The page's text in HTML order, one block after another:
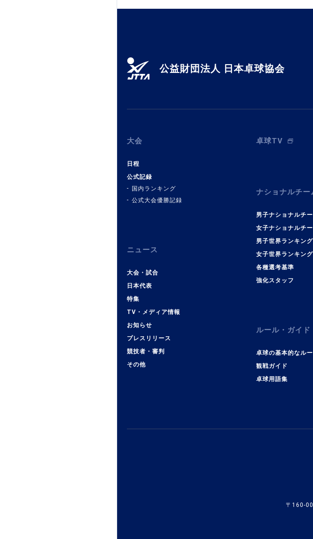
公益財団法人 日本卓球協会
大会
日程
公式記録
国内ランキング
公式大会優勝記録
ニュース
大会・試合
日本代表
特集
TV・メディア情報
お知らせ
プレスリリース
競技者・審判
その他
卓球TV
ナショナルチー
男子ナショナルチ
女子ナショナルチ
男子世界ランキング
女子世界ランキング
各種選考基準
強化スタッフ
ルール・ガイド
卓球の基本的なル
観戦ガイド
卓球用語集
〒160-